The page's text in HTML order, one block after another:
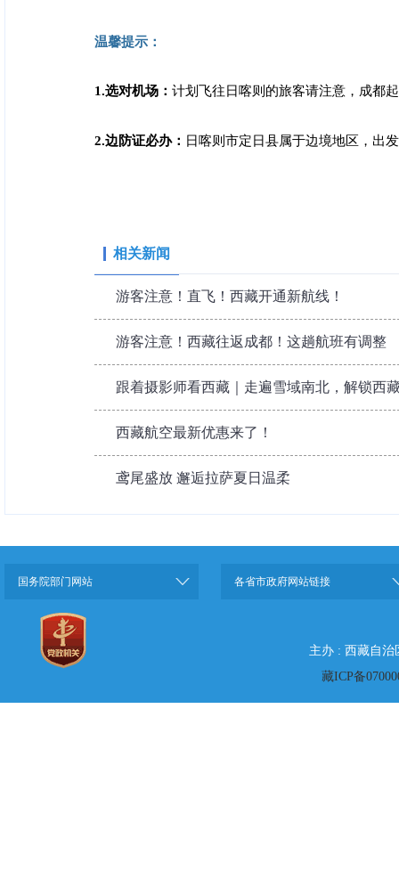
温馨提示：
1.选对机场： 计划飞往日喀则的旅客请注意，成都
2.边防证必办： 日喀则市定日县属于边境地区，出
相关新闻
游客注意！直飞！西藏开通新航线！
游客注意！西藏往返成都！这趟航班有调整
跟着摄影师看西藏｜走遍雪域南北，解锁西
西藏航空最新优惠来了！
鸢尾盛放 邂逅拉萨夏日温柔
国务院部门网站 各省市政府网站链接
主办 : 西藏自治
藏ICP备